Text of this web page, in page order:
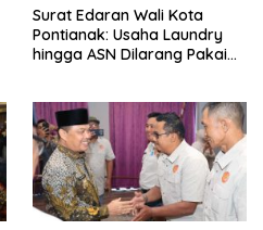
Surat Edaran Wali Kota
Pontianak: Usaha Laundry
hingga ASN Dilarang Pakai